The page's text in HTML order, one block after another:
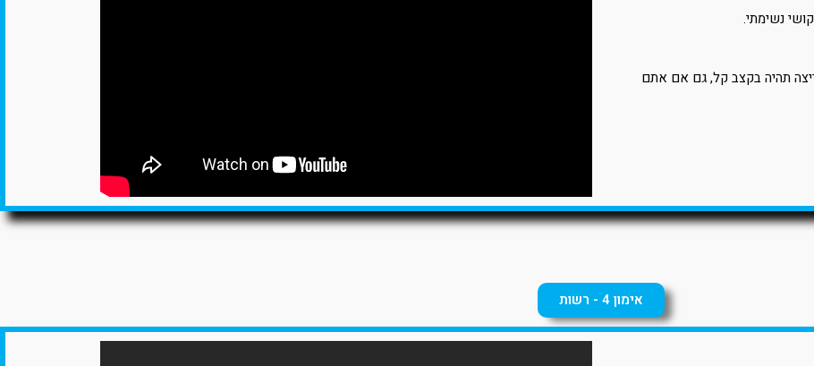
נשימתי.
תהיה בקצב קל, גם אם אתם
אימון 4 - רשות